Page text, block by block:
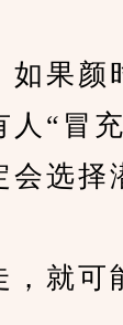
果颜
“冒
会选择
就可